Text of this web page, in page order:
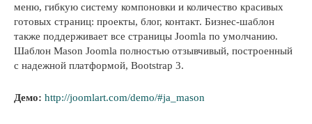
меню, гибкую систему компоновки и количество красивых
готовых страниц: проекты, блог, контакт. Бизнес-шаблон
также поддерживает все страницы Joomla по умолчанию.
Шаблон Mason Joomla полностью отзывчивый, построенный
с надежной платформой, Bootstrap 3.
Демо: http://joomlart.com/demo/#ja_mason